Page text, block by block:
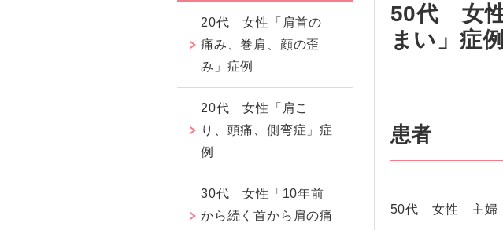
50代 女性
まい」症例
患者
50代 女性 主婦
20代 女性「肩首の
痛み、巻肩、顔の歪
み」症例
20代 女性「肩こ
り、頭痛、側弯症」症
例
30代 女性「10年前
から続く首から肩の痛